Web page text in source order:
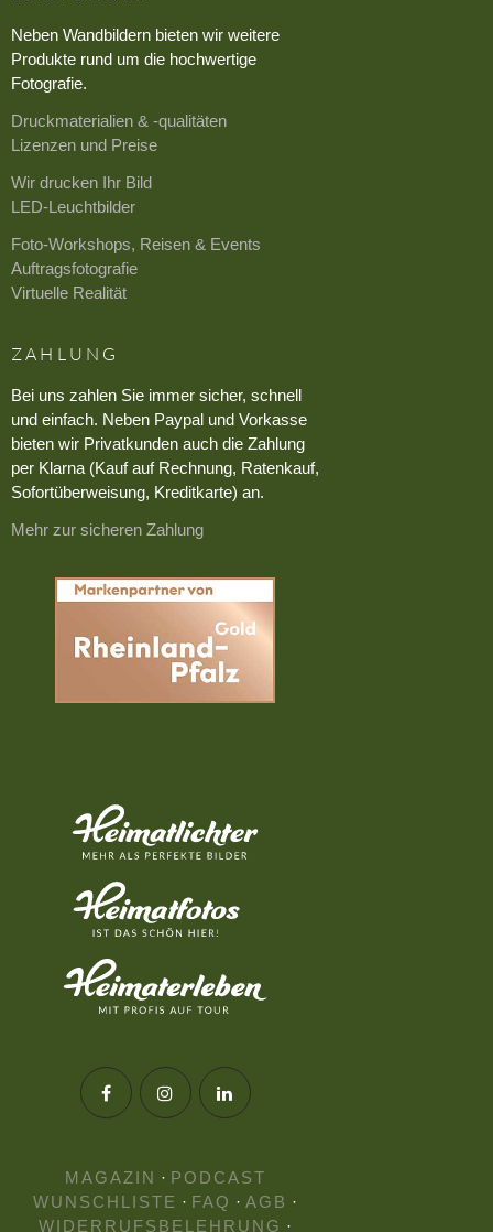
Neben Wandbildern bieten wir weitere
Produkte rund um die hochwertige
Fotografie.
Druckmaterialien & -qualitäten
Lizenzen und Preise
Wir drucken Ihr Bild
LED-Leuchtbilder
Foto-Workshops, Reisen & Events
Auftragsfotografie
Virtuelle Realität
ZAHLUNG
Bei uns zahlen Sie immer sicher, schnell
und einfach. Neben Paypal und Vorkasse
bieten wir Privatkunden auch die Zahlung
per Klarna (Kauf auf Rechnung, Ratenkauf,
Sofortüberweisung, Kreditkarte) an.
Mehr zur sicheren Zahlung
MAGAZIN · PODCAST
WUNSCHLISTE · FAQ · AGB ·
WIDERRUFSBELEHRUNG ·